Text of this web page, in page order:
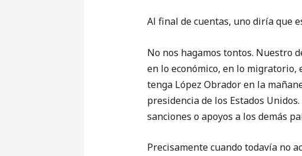
Al final de cuentas, uno diría que
No nos hagamos tontos. Nuestro
en lo económico, en lo migratorio,
tenga López Obrador en la
presidencia de los Estados
sanciones o apoyos a los demás
Precisamente cuando todavía no